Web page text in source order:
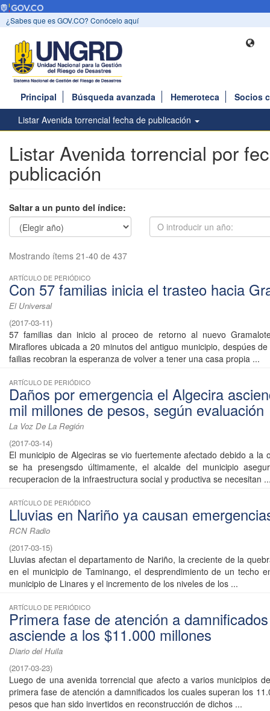
¿Sabes que es GOV.CO? Conócelo aquí
Principal Búsqueda avanzada Hemeroteca
Socios
Listar Avenida torrencial fecha de publicación
Listar Avenida torrencial por
publicación
Saltar a un punto del índice:
Mostrando ítems 21-40 de 437
ARTÍCULO DE PERIÓDICO
Con 57 familias inicia el trasteo hacia
El Universal
(2017-03-11)
57 familias dan inicio al proceo de retorno al nuevo
Miraflores ubicada a 20 minutos del antiguo municipio, despúes
failias recobran la esperanza de volver a tener una casa propia ...
ARTÍCULO DE PERIÓDICO
Daños por emergencia el Algecira
mil millones de pesos, según evaluación
La Voz De La Región
(2017-03-14)
El municipio de Algeciras se vio fuertemente afectado debido a la
se ha presengsdo últimamente, el alcalde del municipio
recuperacion de la infraestructura social y productiva se necesitan
ARTÍCULO DE PERIÓDICO
Lluvias en Nariño ya causan
RCN Radio
(2017-03-15)
Lluvias afectan el departamento de Nariño, la creciente de la
en el municipio de Taminango, el desprendimiento de un techo
municipio de Linares y el incremento de los niveles de los ...
ARTÍCULO DE PERIÓDICO
Primera fase de atención a damnificados
asciende a los $11.000 millones
Diario del Huila
(2017-03-23)
Luego de una avenida torrencial que afecto a varios municipios
primera fase de atención a damnificados los cuales superan los
pesos que han sido invertidos en reconstrucción de dichos ...